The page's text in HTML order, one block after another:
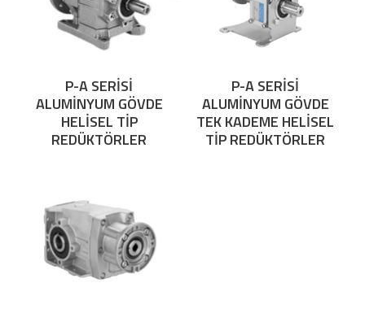
P-A SERİSİ
ALUMİNYUM GÖVDE
HELİSEL TİP
REDÜKTÖRLER
P-A SERİSİ
ALUMİNYUM GÖVDE
TEK KADEME HELİSEL
TİP REDÜKTÖRLER